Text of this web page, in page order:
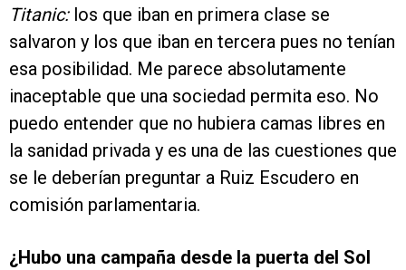
Titanic:los que iban en primera clase se
salvaron y los que iban en tercera pues no tenían
esa posibilidad. Me parece absolutamente
inaceptable que una sociedad permita eso. No
puedo entender que no hubiera camas libres en
la sanidad privada y es una de las cuestiones que
se le deberían preguntar a Ruiz Escudero en
comisión parlamentaria.
¿Hubo una campaña desde la puerta del Sol